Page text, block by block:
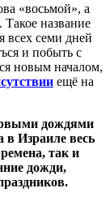
«восьмой», а
Такое название
всех семи дней
и побыть с
новым началом,
ещё на
дождями
в Израиле весь
так и
дожди,